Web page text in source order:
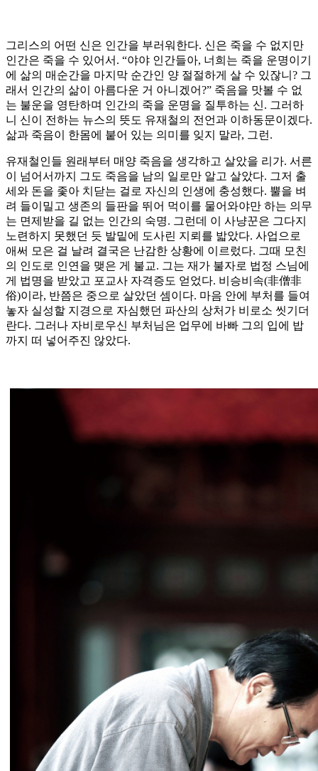
그리스의 어떤 신은 인간을 부러워한다. 신은 죽을 수 없지만
인간은 죽을 수 있어서. “야야 인간들아, 너희는 죽을 운명이기
에 삶의 매순간을 마지막 순간인 양 절절하게 살 수 있잖니? 그
래서 인간의 삶이 아름다운 거 아니겠어?” 죽음을 맛볼 수 없
는 불운을 영탄하며 인간의 죽을 운명을 질투하는 신. 그러하
니 신이 전하는 뉴스의 뜻도 유재철의 전언과 이하동문이겠다.
삶과 죽음이 한몸에 붙어 있는 의미를 잊지 말라, 그런.
유재철인들 원래부터 매양 죽음을 생각하고 살았을 리가. 서른
이 넘어서까지 그도 죽음을 남의 일로만 알고 살았다. 그저 출
세와 돈을 좇아 치닫는 걸로 자신의 인생에 충성했다. 뿔을 벼
려 들이밀고 생존의 들판을 뛰어 먹이를 물어와야만 하는 의무
는 면제받을 길 없는 인간의 숙명. 그런데 이 사냥꾼은 그다지
노련하지 못했던 듯 발밑에 도사린 지뢰를 밟았다. 사업으로
애써 모은 걸 날려 결국은 난감한 상황에 이르렀다. 그때 모친
의 인도로 인연을 맺은 게 불교. 그는 재가 불자로 법정 스님에
게 법명을 받았고 포교사 자격증도 얻었다. 비승비속(非僧非
俗)이라, 반쯤은 중으로 살았던 셈이다. 마음 안에 부처를 들여
놓자 실성할 지경으로 자심했던 파산의 상처가 비로소 씻기더
란다. 그러나 자비로우신 부처님은 업무에 바빠 그의 입에 밥
까지 떠 넣어주진 않았다.